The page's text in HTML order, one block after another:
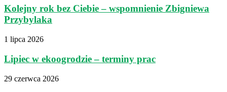
Kolejny rok bez Ciebie – wspomnienie Zbigniewa
Przybylaka
1 lipca 2026
Lipiec w ekoogrodzie – terminy prac
29 czerwca 2026